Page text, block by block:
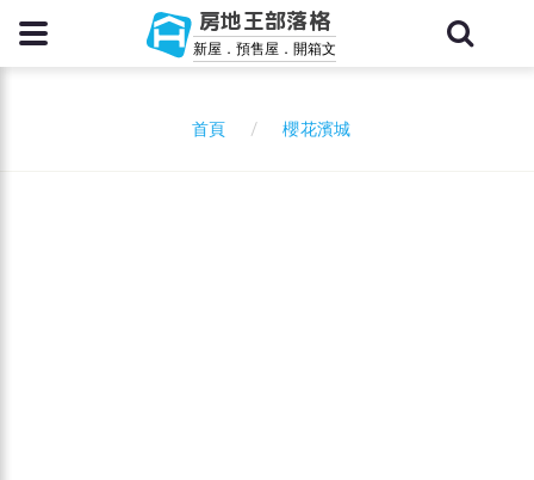
房地王部落格
新屋．預售屋．開箱文
首頁 櫻花濱城